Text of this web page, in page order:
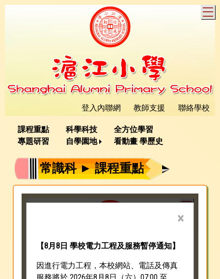
登入內聯網 教師支援 聯絡學校
課程重點 科學科技
全方位學習
專題研習
自學園地 看動畫 學歷史
常識科 ► 課程重點